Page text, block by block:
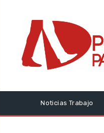
Noticias Trabajo